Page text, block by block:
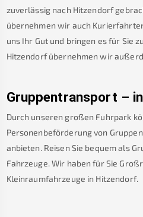
zuverlässig nach Hitzendorf
übernehmen wir auch
uns Ihr Gut und bringen es für Sie
Hitzendorf übernehmen wir
Gruppentransport – in
Durch unseren großen Fuhrpark
Personenbeförderung von
anbieten. Reisen Sie bequem als
Fahrzeuge. Wir haben für Sie
Kleinraumfahrzeuge in Hitzendorf.